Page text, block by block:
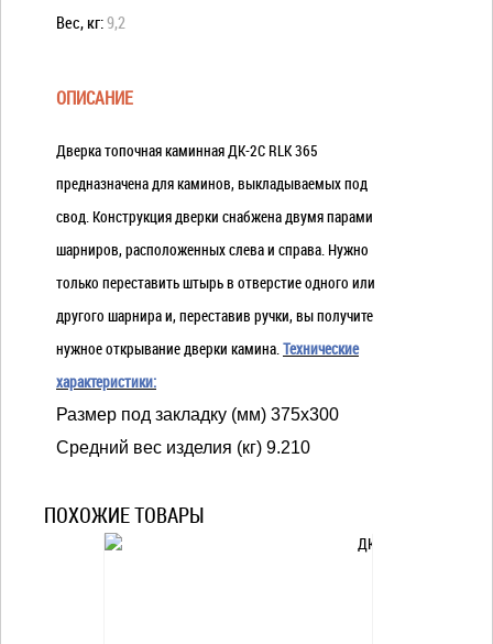
Вес, кг:9,2
ОПИСАНИЕ
Дверка топочная каминная ДК-2С RLK 365
предназначена для каминов, выкладываемых под
свод. Конструкция дверки снабжена двумя парами
шарниров, расположенных слева и справа. Нужно
только переставить штырь в отверстие одного или
другого шарнира и, переставив ручки, вы получите
нужное открывание дверки камина.Технические
характеристики:
Размер под закладку (мм) 375х300
Средний вес изделия (кг) 9.210
ПОХОЖИЕ ТОВАРЫ